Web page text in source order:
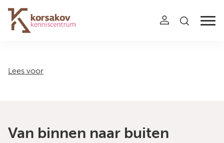
Navigation
Lees voor
Van binnen naar buiten